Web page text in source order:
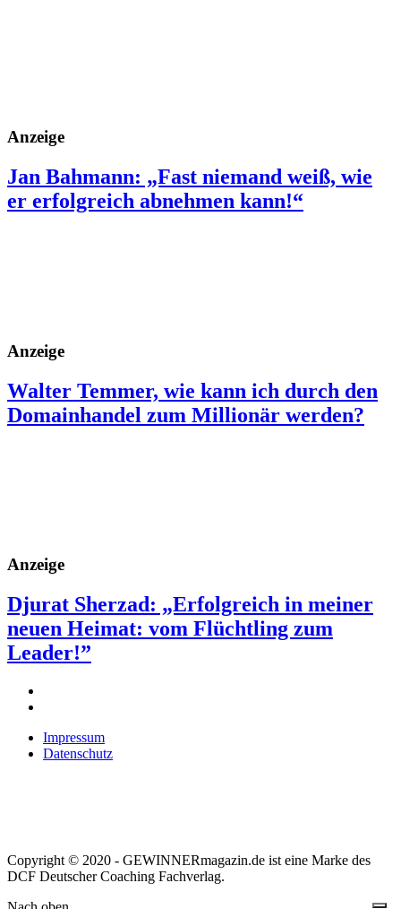
Anzeige
Jan Bahmann: „Fast niemand weiß, wie
er erfolgreich abnehmen kann!“
Anzeige
Walter Temmer, wie kann ich durch den
Domainhandel zum Millionär werden?
Anzeige
Djurat Sherzad: „Erfolgreich in meiner
neuen Heimat: vom Flüchtling zum
Leader!”
Impressum
Datenschutz
Copyright © 2020 - GEWINNERmagazin.de ist eine Marke des
DCF Deutscher Coaching Fachverlag.